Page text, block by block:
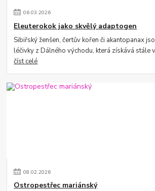
06.03.2026
Eleuterokok jako skvělý adaptogen
Sibiřský ženšen, čertův kořen či akantopanax
léčivky z Dálného východu, která získává stále
číst celé
08.02.2026
Ostropestřec mariánský